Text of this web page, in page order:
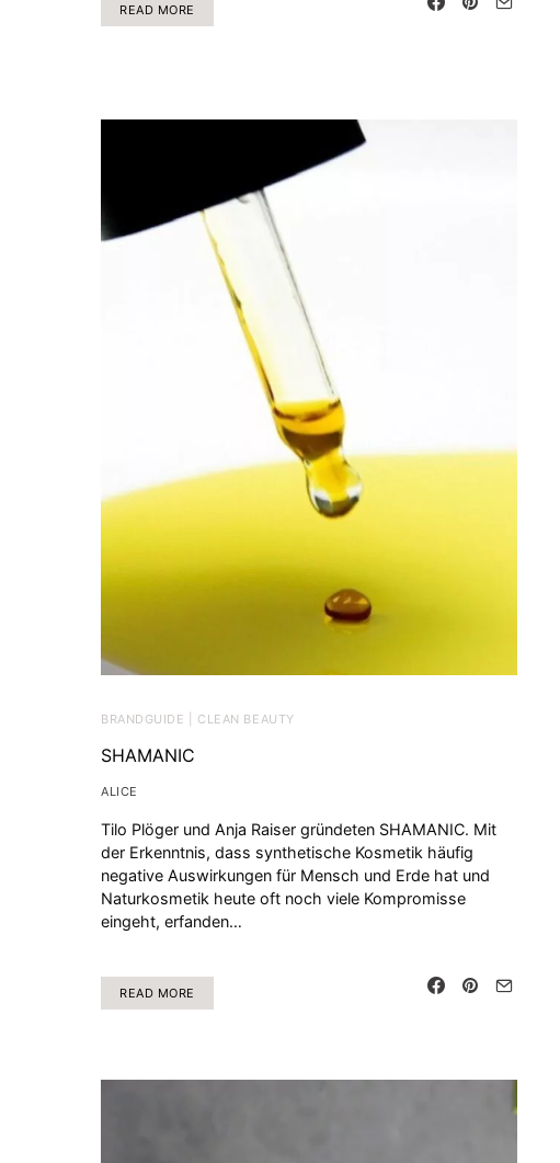
READ MORE
BRANDGUIDE | CLEAN BEAUTY
SHAMANIC
ALICE
Tilo Plöger und Anja Raiser gründeten SHAMANIC. Mit
der Erkenntnis, dass synthetische Kosmetik häufig
negative Auswirkungen für Mensch und Erde hat und
Naturkosmetik heute oft noch viele Kompromisse
eingeht, erfanden…
READ MORE